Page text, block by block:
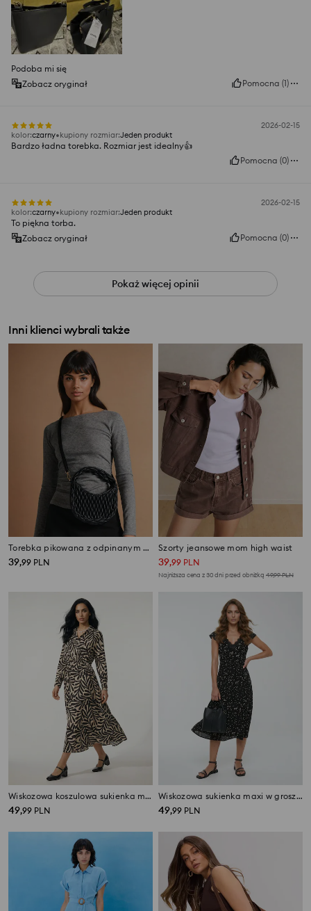
Podoba mi się
Zobacz oryginał
Pomocna (1)
2026-02-15
kolor:czarny kupiony rozmiar:Jeden produkt
Bardzo ładna torebka. Rozmiar jest idealny👍️
Pomocna (0)
2026-02-15
kolor:czarny kupiony rozmiar:Jeden produkt
To piękna torba.
Zobacz oryginał
Pomocna (0)
Pokaż więcej opinii
Inni klienci wybrali także
Torebka pikowana z odpinanym paskiem
39,99 PLN
Szorty jeansowe mom high waist
39,99 PLN
Najniższa cena z 30 dni przed obniżką 49,99PLN
Wiskozowa koszulowa sukienka midi w roślinny wzór
49,99 PLN
Wiskozowa sukienka maxi w groszki
49,99 PLN